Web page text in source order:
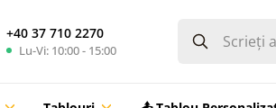
+40 37 710 2270
Lu-Vi: 10:00 - 15:00